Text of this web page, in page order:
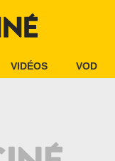
VIDÉOS VOD